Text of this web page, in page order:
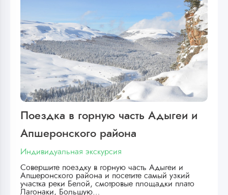
Поездка в горную часть Адыгеи и
Апшеронского района
Индивидуальная экскурсия
Совершите поездку в горную часть Адыгеи и
Апшеронского района и посетите самый узкий
участка реки Белой, смотровые площадки плато
Лагонаки, Большую…